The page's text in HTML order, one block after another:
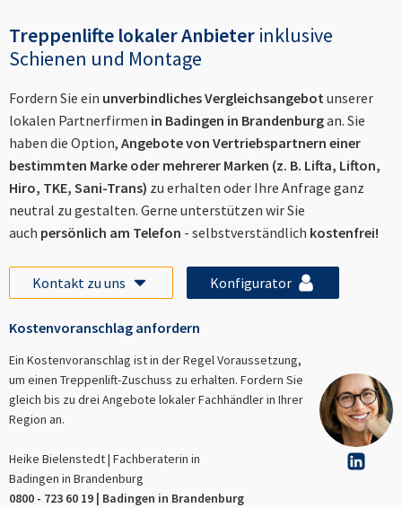
Treppenlifte lokaler Anbieter inklusive
Schienen und Montage
Fordern Sie ein unverbindliches Vergleichsangebotunserer
lokalen Partnerfirmen in Badingen in Brandenburgan. Sie
haben die Option, Angebote von Vertriebspartnern einer
bestimmten Marke oder mehrerer Marken (z. B. Lifta, Lifton,
Hiro, TKE, Sani-Trans) zu erhalten oder Ihre Anfrage ganz
neutral zu gestalten. Gerne unterstützen wir Sie
auch persönlich am Telefon - selbstverständlich kostenfrei!
Kontakt zu uns Konfigurator
Kostenvoranschlag anfordern
Ein Kostenvoranschlag ist in der Regel Voraussetzung,
um einen Treppenlift-Zuschuss zu erhalten. Fordern Sie
gleich bis zu drei Angebote lokaler Fachhändler in Ihrer
Region an.
Heike Bielenstedt | Fachberaterin in
Badingen in Brandenburg
0800 - 723 60 19 | Badingen in Brandenburg